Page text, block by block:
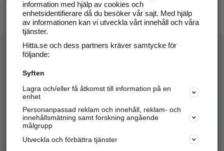
Hitta.se - Gratis nummerupplysning.
Sök företag, personer och platser.
Hitta telefonnummer, adresser, företagsinfo mm.
Marknadsför företaget
information med hjälp av cookies och
enhetsidentifierare då du besöker vår sajt. Med hjälp
av informationen kan vi utveckla vårt innehåll och våra
tjänster.
Hitta.se och dess partners kräver samtycke för
följande:
Syften
Lagra och/eller få åtkomst till information på en
enhet
Personanpassad reklam och innehåll, reklam- och
innehållsmätning samt forskning angående
målgrupp
Utveckla och förbättra tjänster